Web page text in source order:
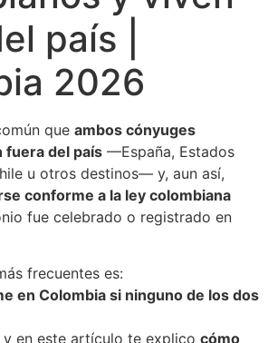
país |
2026
que ambos cónyuges
fuera del país —España, Estados
u otros destinos— y, aun así,
conforme a la ley colombiana
fue celebrado o registrado en
frecuentes es:
en Colombia si ninguno de los dos
y en este artículo te explico cómo